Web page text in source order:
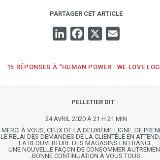
PARTAGER CET ARTICLE
LINKEDINFACEBOOK
15 RÉPONSES À “HUMAN POWER : WE LOVE
PELLETIER DIT :
24 AVRIL 2020 À 21 H 21 MIN
MERCI À VOUS, CEUX DE LA DEUXIÈME LIGNE..DE
LE RELAI DES DEMANDES DE LA CLIENTÈLE EN
LA RÉOUVERTURE DES MAGASINS EN FRANCE,
UNE NOUVELLE FAÇON DE CONSOMMER
..BONNE CONTINUATION À VOUS TOUS .